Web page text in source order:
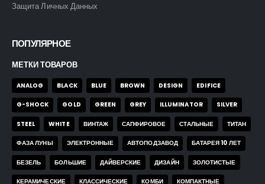
Защита Личных Данных
ПОПУЛЯРНОЕ
МЕТКИ ТОВАРОВ
ANALOG BLACK BLUE BROWN DESIGN EDIFICE
G-SHOCK GOLD GREEN GREY ILLUMINATOR SILVER
STEEL WHITE ВИНТАЖ САПФИРОВОЕ СТАЛЬНЫЕ ТИТАН
ФАЗА ЛУНЫ ЭЛЕКТРОННЫЕ АВТОПОДЗАВОД БАТАРЕЯ 10 ЛЕТ
БЕЗЕЛЬ БОЛЬШИЕ ДАЙВЕРСКИЕ ДИЗАЙН ЗОЛОТИСТЫЕ
КЕРАМИЧЕСКИЕ КЛАССИЧЕСКИЕ КОМБИ КОМПАКТНЫЕ